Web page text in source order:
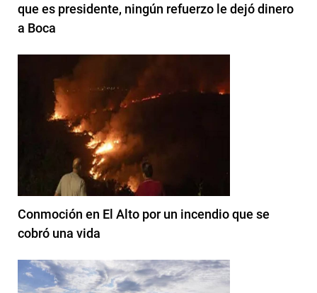
que es presidente, ningún refuerzo le dejó dinero
a Boca
Conmoción en El Alto por un incendio que se
cobró una vida